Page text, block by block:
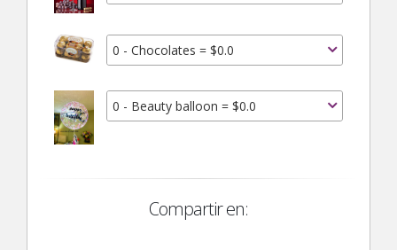
0 - Chocolates = $0.0
0 - Beauty balloon = $0.0
Compartir en: